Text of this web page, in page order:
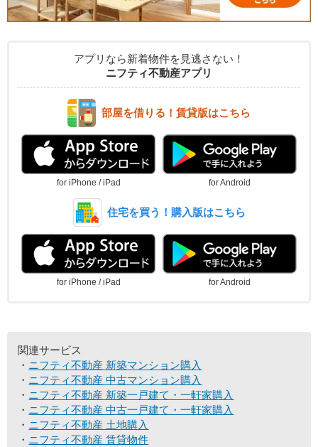
アプリなら新着物件を見逃さない！
ニフティ不動産アプリ
部屋を借りる！賃貸版はこちら
for iPhone / iPad for Android
住宅を買う！購入版はこちら
for iPhone / iPad for Android
関連サービス
ニフティ不動産 新築マンション購入
ニフティ不動産 中古マンション購入
ニフティ不動産 新築一戸建て・一軒家購入
ニフティ不動産 中古一戸建て・一軒家購入
ニフティ不動産 土地購入
ニフティ不動産 賃貸物件